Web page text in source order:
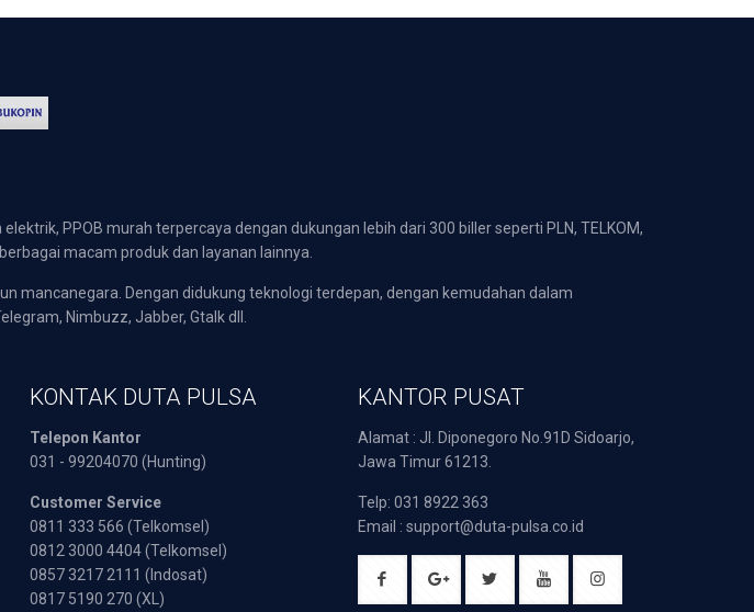
PPOB murah terpercaya dengan dukungan lebih dari 300 biller seperti PLN, TELKOM,
macam produk dan layanan lainnya.
mancanegara. Dengan didukung teknologi terdepan, dengan kemudahan dalam
Nimbuzz, Jabber, Gtalk dll.
KONTAK DUTA PULSA
Telepon Kantor
031 - 99204070 (Hunting)
Customer Service
0811 333 566 (Telkomsel)
0812 3000 4404 (Telkomsel)
0857 3217 2111 (Indosat)
0817 5190 270 (XL)
KANTOR PUSAT
Alamat : Jl. Diponegoro No.91D Sidoarjo,
Jawa Timur 61213.
Telp: 031 8922 363
Email : support@duta-pulsa.co.id